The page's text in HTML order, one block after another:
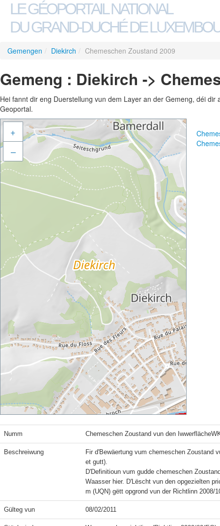
LE GÉOPORTAIL NATIONAL
DU GRAND-DUCHÉ DE
Gemengen / Diekirch / Chemeschen Zoustand 2009
Gemeng : Diekirch ->
Hei fannt dir eng Duerstellung vun dem Layer an der Gemeng, déi
Geoportal.
+
–
Numm Chemeschen Zoustand vun den
Beschreiwung
Fir d'Bewäertung vum chemeschen Zoustand
et gutt).
D'Definitioun vum gudde chemeschen
Waasser hier. D'Lëscht vun den opgezielten
Gülteg vun 08/02/2011